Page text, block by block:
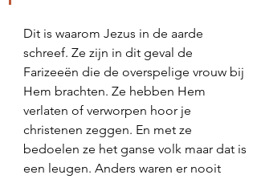
Dit is waarom Jezus in de aarde
schreef. Ze zijn in dit geval de
Farizeeën die de overspelige vrouw bij
Hem brachten. Ze hebben Hem
verlaten of verworpen hoor je
christenen zeggen. En met ze
bedoelen ze het ganse volk maar dat is
een leugen. Anders waren er nooit